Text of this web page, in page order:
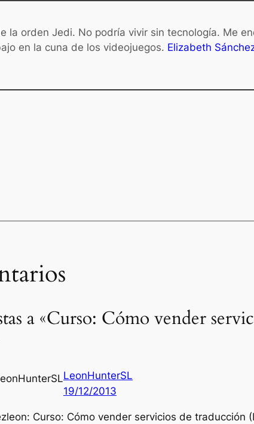
la orden Jedi. No podría vivir sin tecnología. Me
en la cuna de los videojuegos. Elizabeth
a «Curso: Cómo vender
LeonHunterSL
19/12/2013
Curso: Cómo vender servicios de traducción